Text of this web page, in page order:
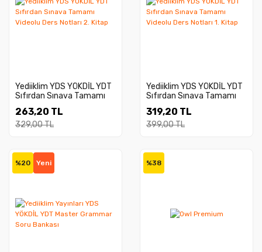
Yediiklim YDS YÖKDİL YDT
Sıfırdan Sınava Tamamı
Kitap
263,20 TL
329,00 TL
Yediiklim YDS YÖKDİL YDT
Sıfırdan Sınava Tamamı
Kitap
319,20 TL
399,00 TL
%20 Yeni %38